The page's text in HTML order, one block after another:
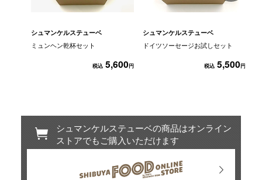
シュマンケルステューベ
ミュンヘン乾杯セット
税込 5,600円
シュマンケルステューベ
ドイツソーセージお試しセット
税込 5,500円
シュマンケルステューベの商品はオンライン
ストアでもご購入いただけます